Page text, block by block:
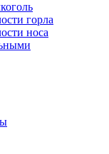
горла
носа